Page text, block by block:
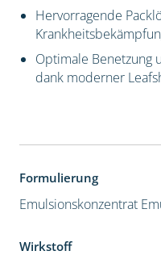
Hervorragende
Optimale Benetzung
dank moderner
Formulierung
Emulsionskonzentrat
Wirkstoff